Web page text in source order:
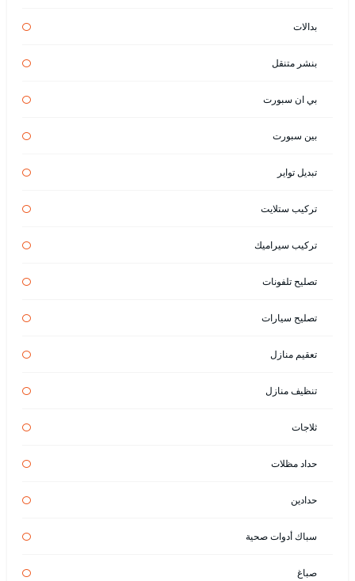
بدالات
بنشر متنقل
بي ان سبورت
بين سبورت
تبديل تواير
تركيب ستلايت
تركيب سيراميك
تصليح تلفونات
تصليح سيارات
تعقيم منازل
تنظيف منازل
ثلاجات
حداد مظلات
حدادين
سباك أدوات صحية
صباغ